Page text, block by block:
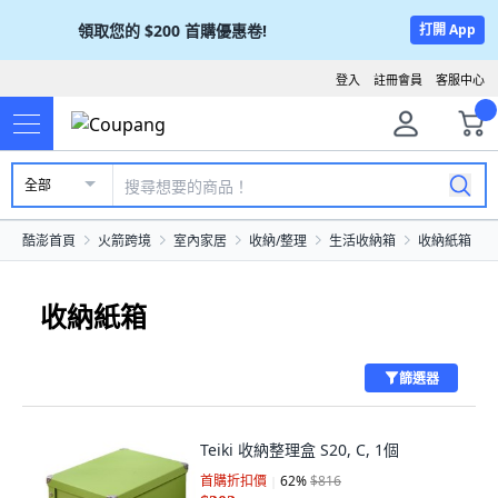
領取您的 $200 首購優惠卷! 打開 App
客服中心
註冊會員
登入
全部
酷澎首頁 火箭跨境 室內家居 收納/整理 生活收納箱 收納紙箱
收納紙箱
篩選器
Teiki 收納整理盒 S20, C, 1個
首購折扣價 62%$816